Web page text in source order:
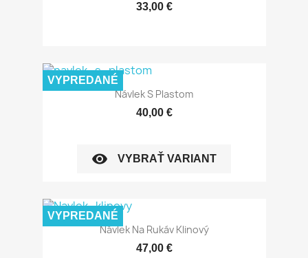
33,00 €
Návlek S Plastom
40,00 €
visibility VYBRAŤ VARIANT
VYPREDANÉ
Návlek Na Rukáv Klinový
47,00 €
VYPREDANÉ